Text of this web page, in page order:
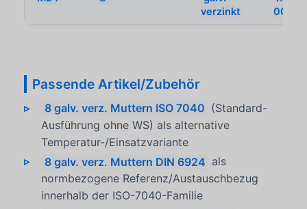
verzinkt
Passende Artikel/Zubehör
8 galv. verz. Muttern ISO 7040 (Standard-
Ausführung ohne WS) als alternative
Temperatur-/Einsatzvariante
8 galv. verz. Muttern DIN 6924 als
normbezogene Referenz/Austauschbezug
innerhalb der ISO-7040-Familie